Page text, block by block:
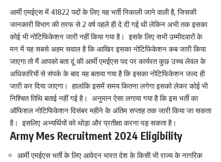
आर्मी एमईएस में 41822 पदों के लिए यह भर्ती निकाली जाने वाली है, जिसकी
जानकारी विभाग की तरफ से 2 वर्ष पहले ही दे दी गई थी लेकिन अभी तक इसका
कोई भी नोटिफिकेशन जारी नहीं किया गया है। इसके लिए सभी उम्मीदवारों के
मन में यह सबसे अहम सवाल है कि आखिर इसका नोटिफिकेशन कब जारी किया
जाएगा तो मैं आपको बता दूं की आर्मी एमईएस पद पर कार्यरत कुछ उच्च लेवल के
अधिकारियों से संपर्क के बाद यह बताया गया है कि इसका नोटिफिकेशन जल्द ही
जारी कर दिया जाएगा। हालांकि इसमें समय कितना लगेगा इसको लेकर कोई भी
निश्चित तिथि बताई नहीं गई है। अनुमान ऐसा लगाया गया है कि इस भर्ती का
ऑफिशल नोटिफिकेशन दिसंबर महीने के अंतिम सप्ताह तक जारी किया जा सकता
है। इसलिए अभ्यर्थियों को थोड़ा और प्रतीक्षा करना पड़ सकता है।
Army Mes Recruitment 2024 Eligibility
आर्मी एमईएस भर्ती के लिए आवेदन भारत देश के किसी भी राज्य के नागरिक